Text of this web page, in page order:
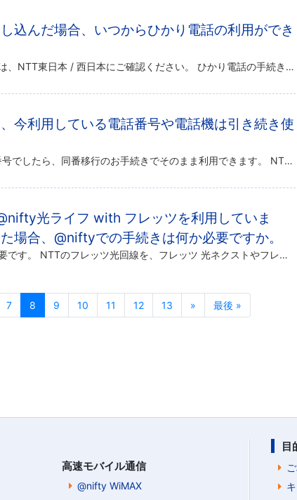
込んだ場合、いつからひかり電話の利用ができ
ひかり電話の利用開始時期については、NTT東日本 / 西日本にご確認ください。 ひかり電話の手続きはNTT東日本 / 西日本で行います。ご利用状況などにより利用開始時期も異なります。 詳しくはNTT東日本 / 西日本へお […]
今利用している電話番号や電話機は引き続き使
NTT東日本/西日本で発番した電話番号でしたら、同番移行のお手続きでそのまま利用できます。 NTT以外の通信会社で発番した番号は移行できません。 電話機は、アナログ回線用電話機であればそのまま利用できます。一部、デジタル […]
光ライフ with フレッツを利用していま
場合、@niftyでの手続きは何か必要ですか。
基本的には@niftyでのお手続きは不要です。 NTTのフレッツ光回線を、フレッツ 光ネクストやフレッツ 光ライトなどに変更しても、基本的に@niftyでのお手続きは不要です。 お引っ越しなどで住所・電話番号等のご登録情 […]
7 8 9 10 11 12 13 » 最後 »
高速モバイル通信
@nifty WiMAX
目